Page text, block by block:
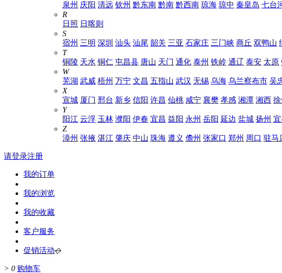
泉州 庆阳 清远 钦州 黔东南 黔南 黔西南 琼海 琼中 秦皇岛 七台
R
日照 日喀则
S
宿州 三明 深圳 汕头 汕尾 韶关 三亚 石家庄 三门峡 商丘 双鸭山
T
铜陵 天水 铜仁 屯昌县 唐山 天门 通化 泰州 铁岭 通辽 泰安 太原
W
芜湖 武威 梧州 万宁 文昌 五指山 武汉 无锡 乌海 乌兰察布市 吴
X
宣城 厦门 邢台 新乡 信阳 许昌 仙桃 咸宁 襄樊 孝感 湘潭 湘西 徐
Y
阳江 云浮 玉林 濮阳 伊春 宜昌 益阳 永州 岳阳 延边 盐城 扬州
Z
漳州 张掖 湛江 肇庆 中山 珠海 遵义 儋州 张家口 郑州 周口 驻马
请登录注册
我的订单
我的浏览
我的收藏
客户服务
促销活动◇
> 0 购物车